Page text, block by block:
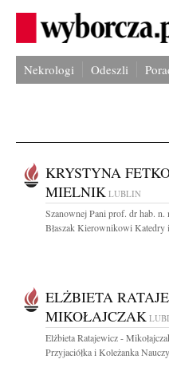
Nekrologi Odeszli
KRYSTYNA
MIELNIK LUBLIN
Szanownej Pani prof. dr hab.
Błaszak Kierownikowi Katedry
ELŻBIETA
MIKOŁAJCZAK
Elżbieta Ratajewicz -
Przyjaciółka i Koleżanka